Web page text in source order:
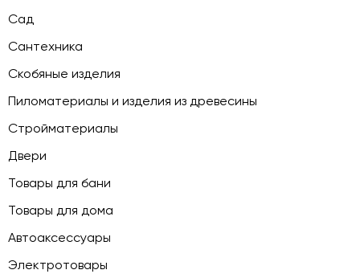
Сад
Сантехника
Скобяные изделия
Пиломатериалы и изделия из древесины
Стройматериалы
Двери
Товары для бани
Товары для дома
Автоаксессуары
Электротовары